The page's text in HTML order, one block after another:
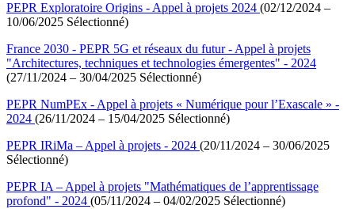
PEPR Exploratoire Origins - Appel à projets 2024 (02/12/2024 –
10/06/2025 Sélectionné)
France 2030 - PEPR 5G et réseaux du futur - Appel à projets
"Architectures, techniques et technologies émergentes" - 2024
(27/11/2024 – 30/04/2025 Sélectionné)
PEPR NumPEx - Appel à projets « Numérique pour l’Exascale » -
2024 (26/11/2024 – 15/04/2025 Sélectionné)
PEPR IRiMa – Appel à projets - 2024 (20/11/2024 – 30/06/2025
Sélectionné)
PEPR IA – Appel à projets "Mathématiques de l’apprentissage
profond" - 2024 (05/11/2024 – 04/02/2025 Sélectionné)